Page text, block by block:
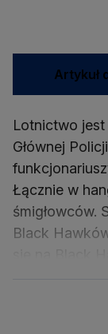
Artykuł
Lotnictwo
Głównej
Łącznie w
śmigłowców.
Black